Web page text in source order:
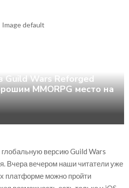
Guild Wars Reforged
MMORPG место на
версию Guild Wars
Вчера вечером наши читатели уже
платформе можно пройти